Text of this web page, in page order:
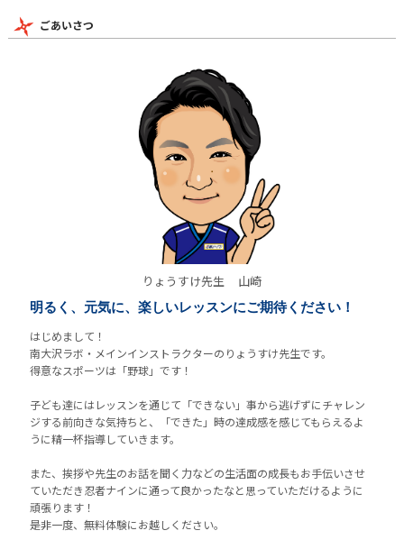
ごあいさつ
りょうすけ先生 山崎
明るく、元気に、楽しいレッスンにご期待ください！
はじめまして！
南大沢ラボ・メインインストラクターのりょうすけ先生です。
得意なスポーツは「野球」です！
子ども達にはレッスンを通じて「できない」事から逃げずにチャレン
ジする前向きな気持ちと、「できた」時の達成感を感じてもらえるよ
うに精一杯指導していきます。
また、挨拶や先生のお話を聞く力などの生活面の成長もお手伝いさせ
ていただき忍者ナインに通って良かったなと思っていただけるように
頑張ります！
是非一度、無料体験にお越しください。